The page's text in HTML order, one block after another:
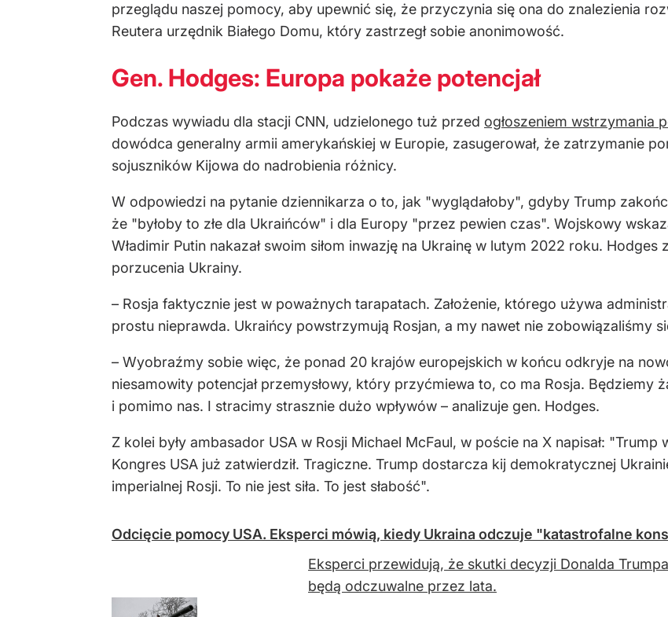
przeglądu naszej pomocy, aby upewnić się, że przyczynia się ona do znalezienia
Reutera urzędnik Białego Domu, który zastrzegł sobie anonimowość.
Gen. Hodges: Europa pokaże potencjał
Podczas wywiadu dla stacji CNN, udzielonego tuż przed ogłoszeniem wstrzymania
dowódca generalny armii amerykańskiej w Europie, zasugerował, że zatrzymanie
sojuszników Kijowa do nadrobienia różnicy.
W odpowiedzi na pytanie dziennikarza o to, jak "wyglądałoby", gdyby Trump
że "byłoby to złe dla Ukraińców" i dla Europy "przez pewien czas". Wojskowy
Władimir Putin nakazał swoim siłom inwazję na Ukrainę w lutym 2022 roku. Hodges
porzucenia Ukrainy.
– Rosja faktycznie jest w poważnych tarapatach. Założenie, którego używa
prostu nieprawda. Ukraińcy powstrzymują Rosjan, a my nawet nie zobowiązaliśmy
– Wyobraźmy sobie więc, że ponad 20 krajów europejskich w końcu odkryje na
niesamowity potencjał przemysłowy, który przyćmiewa to, co ma Rosja. Będziemy
i pomimo nas. I stracimy strasznie dużo wpływów – analizuje gen. Hodges.
Z kolei były ambasador USA w Rosji Michael McFaul, w poście na X napisał:
Kongres USA już zatwierdził. Tragiczne. Trump dostarcza kij demokratycznej
imperialnej Rosji. To nie jest siła. To jest słabość".
Odcięcie pomocy USA. Eksperci mówią, kiedy Ukraina odczuje "katastrofalne
Eksperci przewidują, że skutki decyzji Donalda
będą odczuwalne przez lata.